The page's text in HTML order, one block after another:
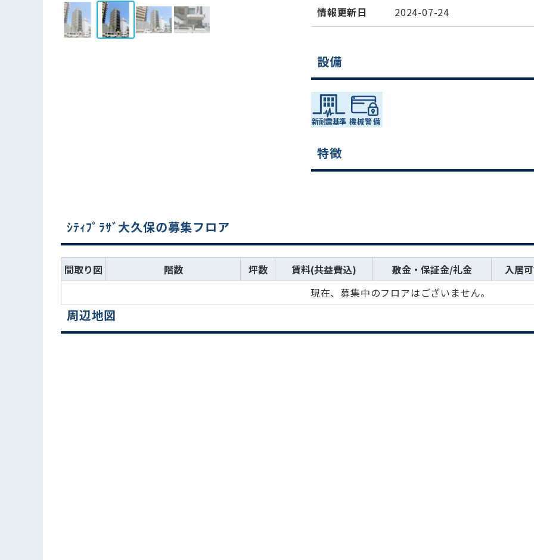
情報更新日 2024-07-24
設備
特徴
ｼﾃｨﾌﾟﾗｻﾞ大久保の募集フロア
間取り図 階数 坪数 賃料(共益費込) 敷金・保証金/礼金 入居
現在、募集中のフロアはございません。
周辺地図